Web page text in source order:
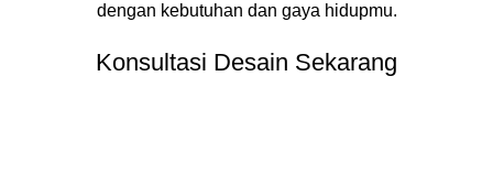
dengan kebutuhan dan gaya hidupmu.
Konsultasi Desain Sekarang